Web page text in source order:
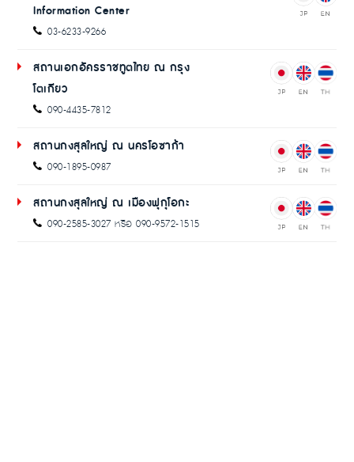
Information Center
03-6233-9266
สถานเอกอัครราชทูตไทย ณ กรุง
โตเกียว
090-4435-7812
สถานกงสุลใหญ่ ณ นครโอซาก้า
090-1895-0987
สถานกงสุลใหญ่ ณ เมืองฟุกุโอกะ
090-2585-3027 หรือ 090-9572-1515